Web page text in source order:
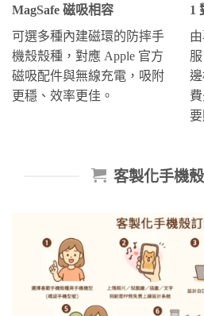
MagSafe 磁吸相容
可選多種內建磁環的防摔手
機殼殼種，對應 Apple 官方
磁吸配件與無線充電，吸附
更穩、效率更佳。
1
服
要
客製化手機